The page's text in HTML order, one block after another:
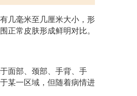
几毫米至几厘米大小，形
正常皮肤形成鲜明对比。
面部、颈部、手背、手
某一区域，但随着病情进